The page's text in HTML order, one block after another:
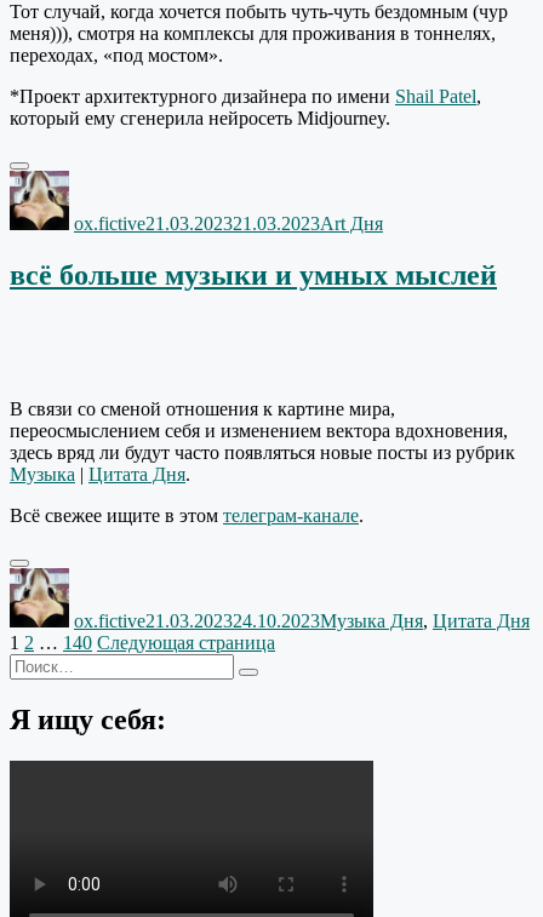
Тот случай, когда хочется побыть чуть-чуть бездомным (чур
меня))), смотря на комплексы для проживания в тоннелях,
переходах, «под мостом».
*Проект архитектурного дизайнера по имени Shail Patel,
который ему сгенерила нейросеть Midjourney.
Автор
ox.fictive21.03.202321.03.2023Art Дня
всё больше музыки и умных мыслей
В связи со сменой отношения к картине мира,
переосмыслением себя и изменением вектора вдохновения,
здесь вряд ли будут часто появляться новые посты из рубрик
Музыка | Цитата Дня.
Всё свежее ищите в этом телеграм-канале.
Автор
ox.fictive21.03.202324.10.2023Музыка Дня, Цитата Дня
Пагинация
записей
Страница
1 Страница
2 … Страница
140 Следующая страница
Искать:
Поиск
Я ищу себя: